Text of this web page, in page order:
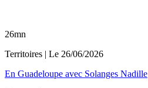
26mn
Territoires | Le 26/06/2026
En Guadeloupe avec Solanges Nadille